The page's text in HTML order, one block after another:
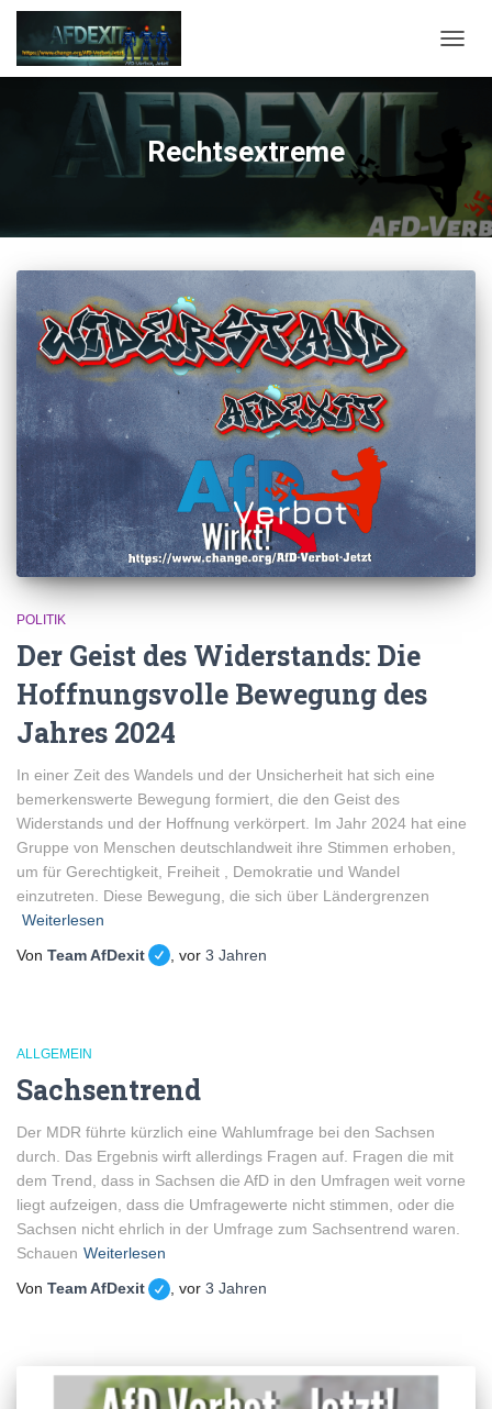
Rechtsextreme
POLITIK
Der Geist des Widerstands: Die
Hoffnungsvolle Bewegung des
Jahres 2024
In einer Zeit des Wandels und der Unsicherheit hat sich eine
bemerkenswerte Bewegung formiert, die den Geist des
Widerstands und der Hoffnung verkörpert. Im Jahr 2024 hat eine
Gruppe von Menschen deutschlandweit ihre Stimmen erhoben,
um für Gerechtigkeit, Freiheit , Demokratie und Wandel
einzutreten. Diese Bewegung, die sich über Ländergrenzen
Weiterlesen
Von Team AfDexit , vor 3 Jahren
ALLGEMEIN
Sachsentrend
Der MDR führte kürzlich eine Wahlumfrage bei den Sachsen
durch. Das Ergebnis wirft allerdings Fragen auf. Fragen die mit
dem Trend, dass in Sachsen die AfD in den Umfragen weit vorne
liegt aufzeigen, dass die Umfragewerte nicht stimmen, oder die
Sachsen nicht ehrlich in der Umfrage zum Sachsentrend waren.
Schauen Weiterlesen
Von Team AfDexit , vor 3 Jahren